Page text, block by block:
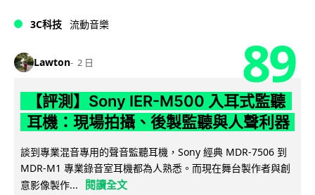
3C科技 流動音樂
Lawton 2 日 89
【評測】Sony IER-M500 入耳式監聽
耳機：現場拍攝、後製監聽與人聲利器
談到專業混音專用的聲音監聽耳機，Sony 經典 MDR-7506 到
MDR-M1 專業錄音室耳機都為人熟悉。而現在舞台製作者與創
意影像製作...
閱讀全文